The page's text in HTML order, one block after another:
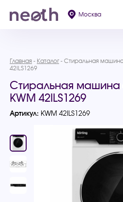
Москва
Главная Каталог
Стиральная
42ILS1269
Стиральная
KWM 42ILS1269
Артикул: KWM 42ILS1269